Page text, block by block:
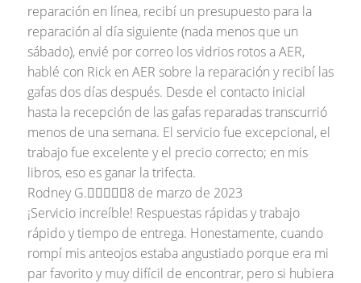
reparación en línea, recibí un presupuesto para la
reparación al día siguiente (nada menos que un
sábado), envié por correo los vidrios rotos a AER,
hablé con Rick en AER sobre la reparación y recibí las
gafas dos días después. Desde el contacto inicial
hasta la recepción de las gafas reparadas transcurrió
menos de una semana. El servicio fue excepcional, el
trabajo fue excelente y el precio correcto; en mis
libros, eso es ganar la trifecta.
Rodney G.8 de marzo de 2023
¡Servicio increíble! Respuestas rápidas y trabajo
rápido y tiempo de entrega. Honestamente, cuando
rompí mis anteojos estaba angustiado porque era mi
par favorito y muy difícil de encontrar, pero si hubiera